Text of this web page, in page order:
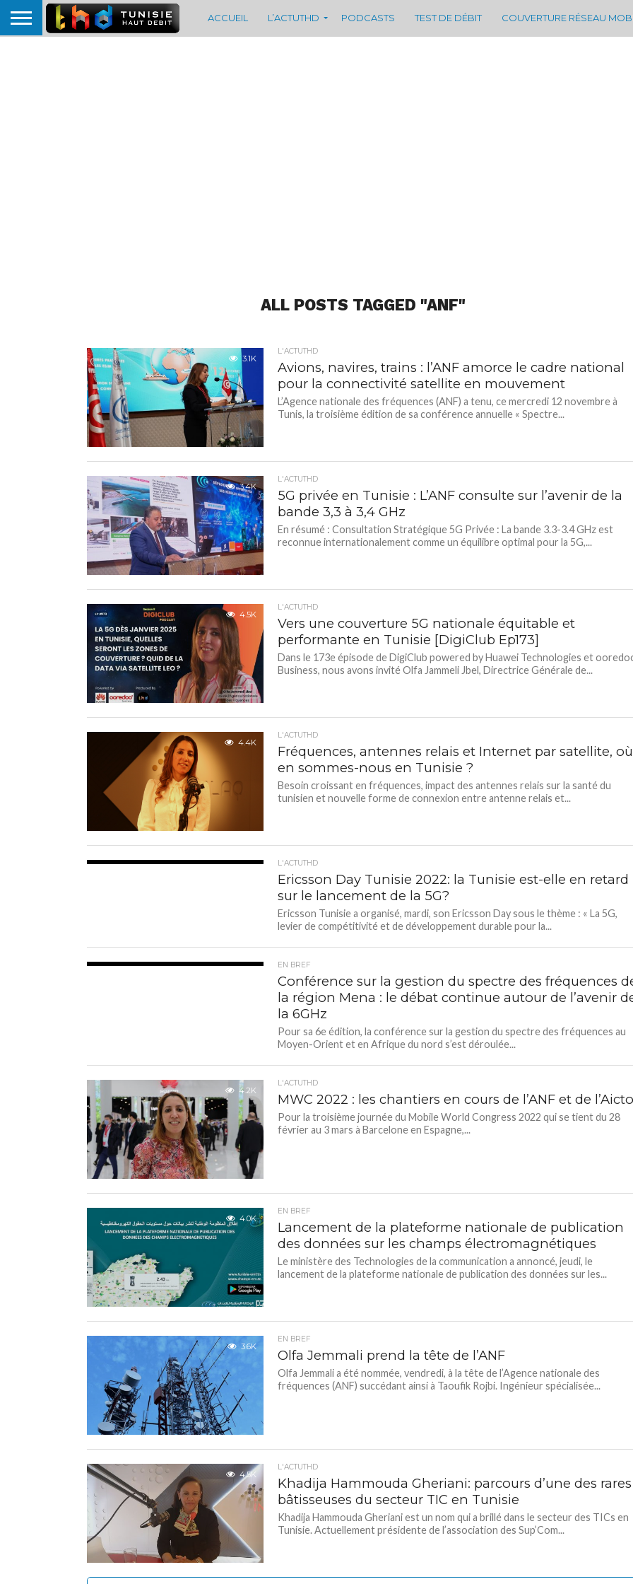
ACCUEIL L’ACTUTHD PODCASTS TEST DE DÉBIT COUVERTURE RÉSEAU
ALL POSTS TAGGED "ANF"
3.1K
L'ACTUTHD
Avions, navires, trains : l’ANF amorce le cadre national
pour la connectivité satellite en mouvement
L’Agence nationale des fréquences (ANF) a tenu, ce mercredi 12 novembre à
Tunis, la troisième édition de sa conférence annuelle « Spectre...
3.4K
L'ACTUTHD
5G privée en Tunisie : L’ANF consulte sur l’avenir de la
bande 3,3 à 3,4 GHz
En résumé : Consultation Stratégique 5G Privée : La bande 3.3-3.4 GHz est
reconnue internationalement comme un équilibre optimal pour la 5G,...
4.5K
L'ACTUTHD
Vers une couverture 5G nationale équitable et
performante en Tunisie [DigiClub Ep173]
Dans le 173e épisode de DigiClub powered by Huawei Technologies et
Business, nous avons invité Olfa Jammeli Jbel, Directrice Générale de...
4.4K
L'ACTUTHD
Fréquences, antennes relais et Internet par satellite, où
en sommes-nous en Tunisie ?
Besoin croissant en fréquences, impact des antennes relais sur la santé du
tunisien et nouvelle forme de connexion entre antenne relais et...
L'ACTUTHD
Ericsson Day Tunisie 2022: la Tunisie est-elle en retard
sur le lancement de la 5G?
Ericsson Tunisie a organisé, mardi, son Ericsson Day sous le thème : « La 5G,
levier de compétitivité et de développement durable pour la...
EN BREF
Conférence sur la gestion du spectre des fréquences
la région Mena : le débat continue autour de l’avenir
la 6GHz
Pour sa 6e édition, la conférence sur la gestion du spectre des fréquences au
Moyen-Orient et en Afrique du nord s’est déroulée...
4.2K
L'ACTUTHD
MWC 2022 : les chantiers en cours de l’ANF et de l’Aicto
Pour la troisième journée du Mobile World Congress 2022 qui se tient du 28
février au 3 mars à Barcelone en Espagne,...
4.0K
EN BREF
Lancement de la plateforme nationale de publication
des données sur les champs électromagnétiques
Le ministère des Technologies de la communication a annoncé, jeudi, le
lancement de la plateforme nationale de publication des données sur les...
3.6K
EN BREF
Olfa Jemmali prend la tête de l’ANF
Olfa Jemmali a été nommée, vendredi, à la tête de l’Agence nationale des
fréquences (ANF) succédant ainsi à Taoufik Rojbi. Ingénieur spécialisée...
4.5K
L'ACTUTHD
Khadija Hammouda Gheriani: parcours d’une des rares
bâtisseuses du secteur TIC en Tunisie
Khadija Hammouda Gheriani est un nom qui a brillé dans le secteur des TICs en
Tunisie. Actuellement présidente de l’association des Sup’Com...